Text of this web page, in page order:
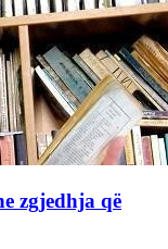
zgjedhja që